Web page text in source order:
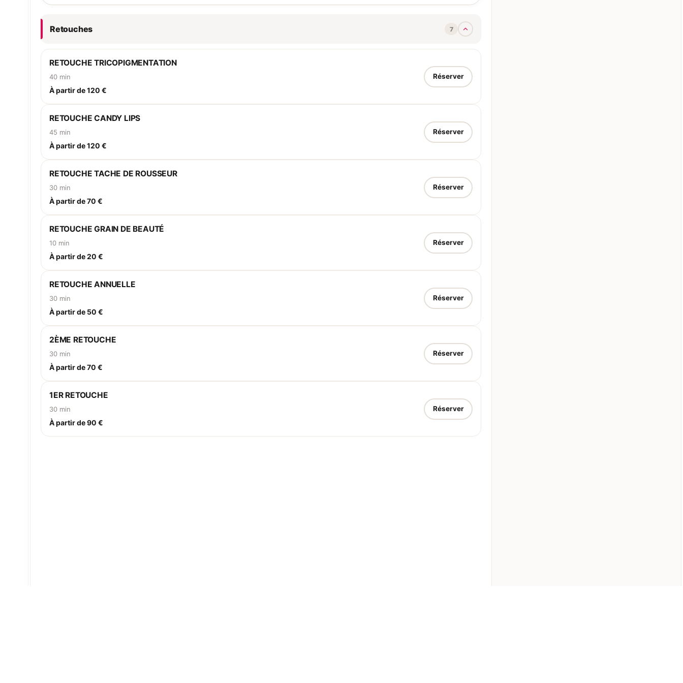
Retouches 7
RETOUCHE TRICOPIGMENTATION
40 min
À partir de 120 €
Réserver
RETOUCHE CANDY LIPS
45 min
À partir de 120 €
Réserver
RETOUCHE TACHE DE ROUSSEUR
30 min
À partir de 70 €
Réserver
RETOUCHE GRAIN DE BEAUTÉ
10 min
À partir de 20 €
Réserver
RETOUCHE ANNUELLE
30 min
À partir de 50 €
Réserver
2ÈME RETOUCHE
30 min
À partir de 70 €
Réserver
1ER RETOUCHE
30 min
À partir de 90 €
Réserver